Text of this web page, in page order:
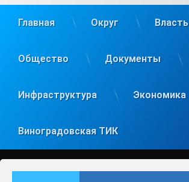
Главная Округ Власть
Общество Документы
Инфраструктура Экономика
Виноградовская ТИК